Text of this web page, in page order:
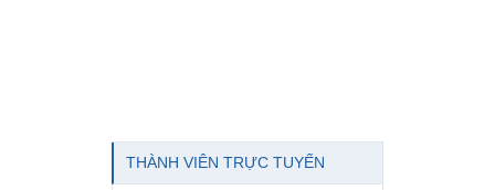
THÀNH VIÊN TRỰC TUYẾN